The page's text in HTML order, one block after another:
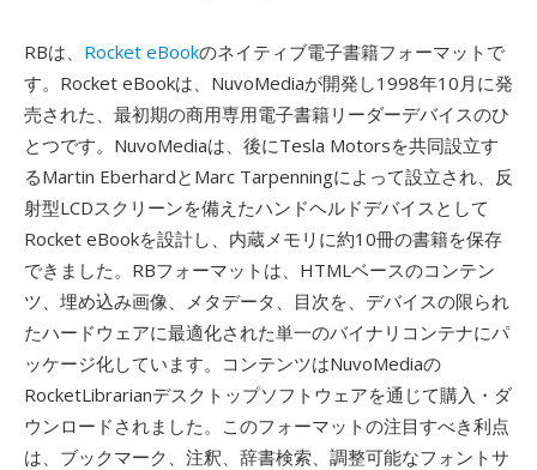
RBは、 Rocket eBookのネイティブ電子書籍フォーマットで
す。Rocket eBookは、NuvoMediaが開発し1998年10月に発
売された、最初期の商用専用電子書籍リーダーデバイスのひ
とつです。NuvoMediaは、後にTesla Motorsを共同設立す
るMartin EberhardとMarc Tarpenningによって設立され、反
射型LCDスクリーンを備えたハンドヘルドデバイスとして
Rocket eBookを設計し、内蔵メモリに約10冊の書籍を保存
できました。RBフォーマットは、HTMLベースのコンテン
ツ、埋め込み画像、メタデータ、目次を、デバイスの限られ
たハードウェアに最適化された単一のバイナリコンテナにパ
ッケージ化しています。コンテンツはNuvoMediaの
RocketLibrarianデスクトップソフトウェアを通じて購入・ダ
ウンロードされました。このフォーマットの注目すべき利点
は、ブックマーク、注釈、辞書検索、調整可能なフォントサ